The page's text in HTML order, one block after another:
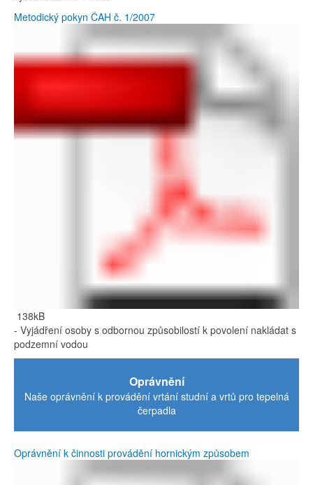
Metodický pokyn ČAH č. 1/2007
138kB
- Vyjádření osoby s odbornou způsobilostí k povolení nakládat s
podzemní vodou
Oprávnění
Naše oprávnění k provádění vrtání studní a vrtů pro tepelná
čerpadla
Oprávnění k činnosti provádění hornickým způsobem